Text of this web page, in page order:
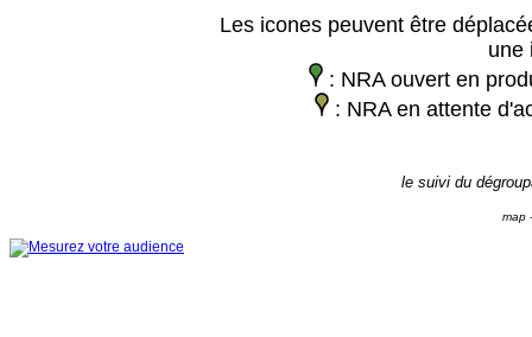
Les icones peuvent être
une
: NRA ouvert en
: NRA en attente
le suivi du
map